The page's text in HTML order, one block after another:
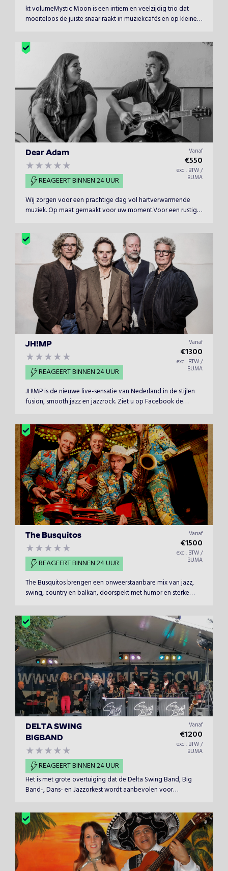
kt volumeMystic Moon is een intiem en veelzijdig trio dat
moeiteloos de juiste snaar raakt in muziekcafés en op kleine
van Van Morrison en Harvest Moon van Neil Young. Bep[erkt
Volume, gericht op een warme sfeer.
Dear Adam
REAGEERT BINNEN 24 UUR
Vanaf
€550
excl. BTW /
BUMA
Wij zorgen voor een prachtige dag vol hartverwarmende
muziek. Op maat gemaakt voor uw moment.Voor een rustige
pakken graag meer uit en komen met onze band om er
samen met jullie een heerlijk feestje van te maken.
JH!MP
REAGEERT BINNEN 24 UUR
Vanaf
€1300
excl. BTW /
BUMA
JH!MP is de nieuwe live-sensatie van Nederland in de stijlen
fusion, smooth jazz en jazzrock. Ziet u op Facebook de
van oa Dave Koz, Jeff Lorber en Eric Marienthal, die ook
JH!MP al boekte.
The Busquitos
REAGEERT BINNEN 24 UUR
Vanaf
€1500
excl. BTW /
BUMA
The Busquitos brengen een onweerstaanbare mix van jazz,
swing, country en balkan, doorspekt met humor en sterke
DELTA SWING
BIGBAND
REAGEERT BINNEN 24 UUR
Vanaf
€1200
excl. BTW /
BUMA
Het is met grote overtuiging dat de Delta Swing Band, Big
Band-, Dans- en Jazzorkest wordt aanbevolen voor
voor het 2e achtereenvolgende jaar het grote succes op het
North Sea Round Town festival in Rotterdam.